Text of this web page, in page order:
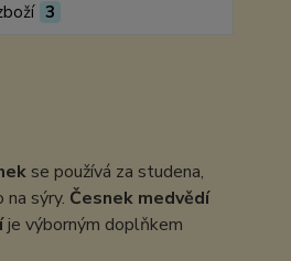
3
se používá za studena,
sýry. Česnek medvědí
je výborným doplňkem